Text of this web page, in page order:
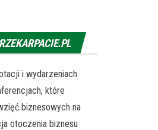
i wydarzeniach
które
biznesowych na
otoczenia biznesu